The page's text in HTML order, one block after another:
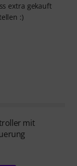
extra gekauft
:)
mit